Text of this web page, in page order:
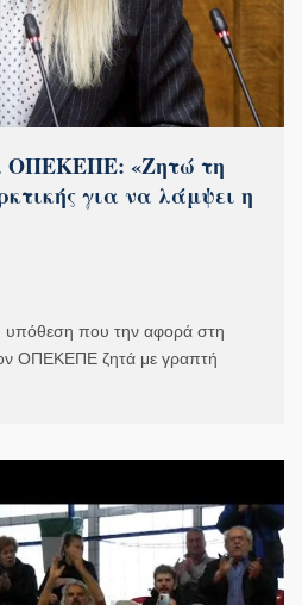
ΟΠΕΚΕΠΕ: «Ζητώ τη
για να λάμψει η
υπόθεση που την αφορά στη
ΟΠΕΚΕΠΕ ζητά με γραπτή